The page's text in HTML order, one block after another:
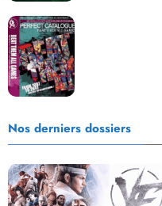
Nos derniers dossiers